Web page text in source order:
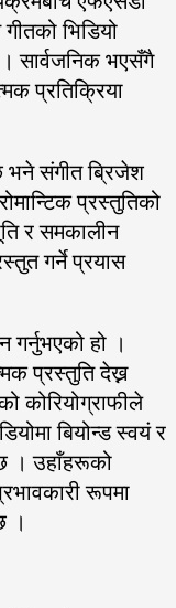
भिडियो
सार्वजनिक भएसँगै
प्रतिक्रिया
भने संगीत ब्रिजेश
प्रस्तुतिको
र समकालीन
गर्ने प्रयास
गर्नुभएको हो ।
प्रस्तुति देख्न
कोरियोग्राफीले
बियोन्ड स्वयं र
। उहाँहरूको
रूपमा
।